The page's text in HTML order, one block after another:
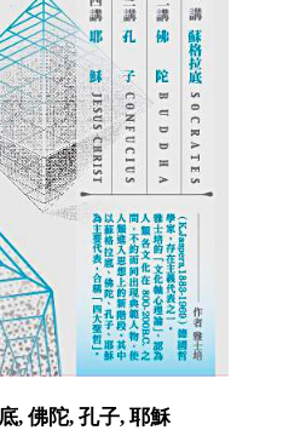
, 佛陀, 孔子, 耶穌